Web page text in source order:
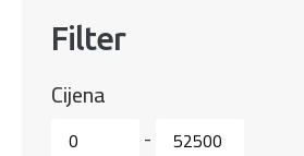
Filter
Cijena
-